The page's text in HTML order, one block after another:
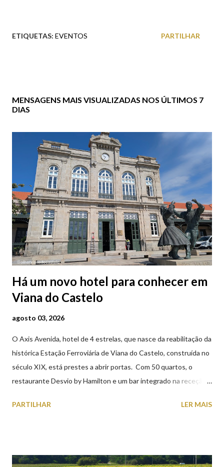
ETIQUETAS: EVENTOS PARTILHAR
MENSAGENS MAIS VISUALIZADAS NOS ÚLTIMOS 7
DIAS
Há um novo hotel para conhecer em
Viana do Castelo
agosto 03, 2026
O Axis Avenida, hotel de 4 estrelas, que nasce da reabilitação da
histórica Estação Ferroviária de Viana do Castelo, construída no
século XIX, está prestes a abrir portas. Com 50 quartos, o
restaurante Desvio by Hamilton e um bar integrado na receção,
peças históricas cedidas pela IP Património que homenageiam a
PARTILHAR LER MAIS